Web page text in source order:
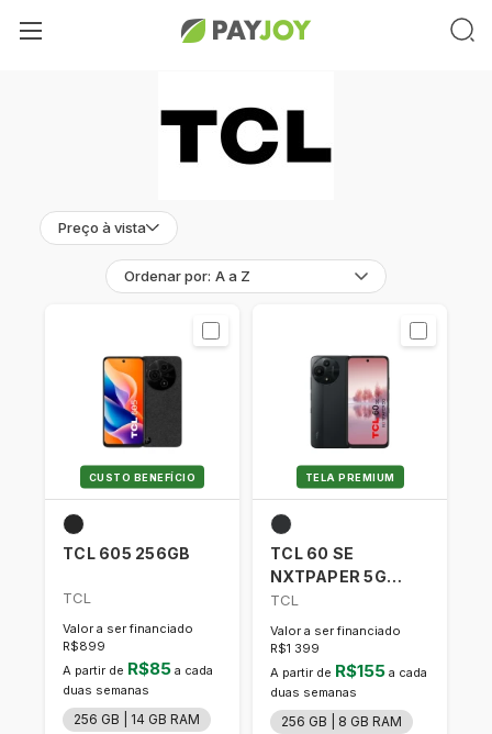
Preço à vista
Ordenar por:
CUSTO BENEFÍCIO
TCL 605 256GB
TCL
Valor a ser financiado
R$899
A partir de R$85 a cada
duas semanas
256 GB | 14 GB RAM
TELA PREMIUM
TCL 60 SE
NXTPAPER 5G
256GB
TCL
Valor a ser financiado
R$1 399
A partir de R$155 a cada
duas semanas
256 GB | 8 GB RAM